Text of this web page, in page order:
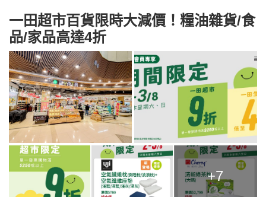
一田超市百貨限時大減價！糧油雜貨/食
品/家品高達4折
+7